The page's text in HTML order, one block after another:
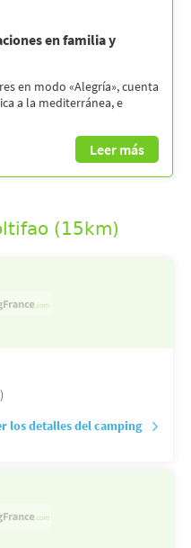
en familia y
en modo «Alegría», cuenta
a la mediterránea, e
Leer más
(15km)
los detalles del camping